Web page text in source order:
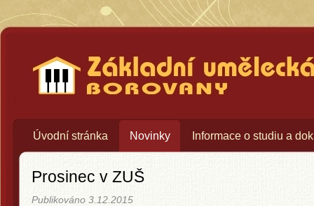
Základní umělecká škola
Úvodní stránka Novinky Informace o studiu a
Prosinec v ZUŠ
Publikováno 3.12.2015